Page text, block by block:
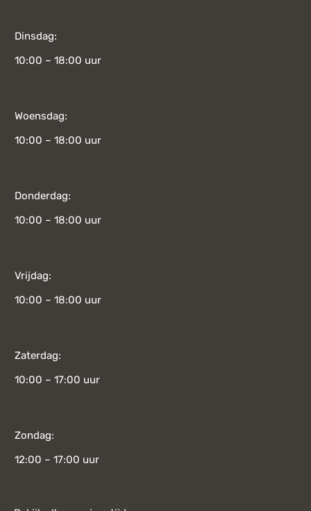
Dinsdag:
10:00 – 18:00 uur
Woensdag:
10:00 – 18:00 uur
Donderdag:
10:00 – 18:00 uur
Vrijdag:
10:00 – 18:00 uur
Zaterdag:
10:00 – 17:00 uur
Zondag:
12:00 – 17:00 uur